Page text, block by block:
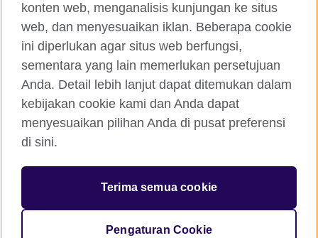
Twitter TikTok
British Council global
Kerahasiaan dan Ketentuan Pemakaian
Cookie
Peta situs
© 2026 British Council
The United Kingdom’s international organisation for cultural
209131 (England and Wales) SC037733 (Scotland)
konten web, menganalisis kunjungan ke situs
web, dan menyesuaikan iklan. Beberapa cookie
ini diperlukan agar situs web berfungsi,
sementara yang lain memerlukan persetujuan
Anda. Detail lebih lanjut dapat ditemukan dalam
kebijakan cookie kami dan Anda dapat
menyesuaikan pilihan Anda di pusat preferensi
di sini.
Terima semua cookie
Pengaturan Cookie